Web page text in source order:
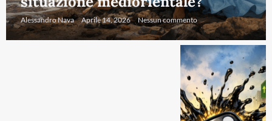
Alessandro Nava Aprile 14, 2026 Nessun commento